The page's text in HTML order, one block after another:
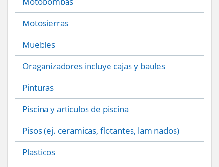
Motosierras
Muebles
Oraganizadores incluye cajas y baules
Pinturas
Piscina y articulos de piscina
Pisos (ej. ceramicas, flotantes, laminados)
Plasticos